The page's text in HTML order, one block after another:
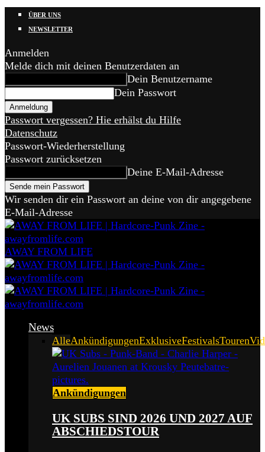
ÜBER UNS
NEWSLETTER
Anmelden
Melde dich mit deinen Benutzerdaten an
Dein Benutzername
Dein Passwort
Passwort vergessen? Hie erhälst du Hilfe
Datenschutz
Passwort-Wiederherstellung
Passwort zurücksetzen
Deine E-Mail-Adresse
Wir senden dir ein Passwort an deine von dir angegebene
E-Mail-Adresse
AWAY FROM LIFE
News
AlleAnkündigungenExklusiveFestivalsTouren
Ankündigungen
UK SUBS SIND 2026 UND 2027 AUF
ABSCHIEDSTOUR